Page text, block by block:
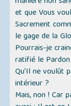
et que Vous
Sacrement
le gage de la
Pourrais-je
ratifié le
Qu’Il ne voulût
intérieur ?
Mais, non ! Car